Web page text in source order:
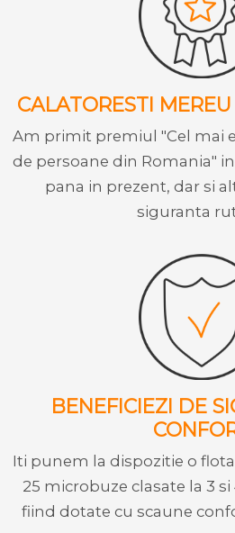
CALATORESTI
Am primit premiul "Cel mai
de persoane din Romania"
pana in prezent, dar si
siguranta
BENEFICIEZI DE
Iti punem la dispozitie o
25 microbuze clasate la 3
fiind dotate cu scaune